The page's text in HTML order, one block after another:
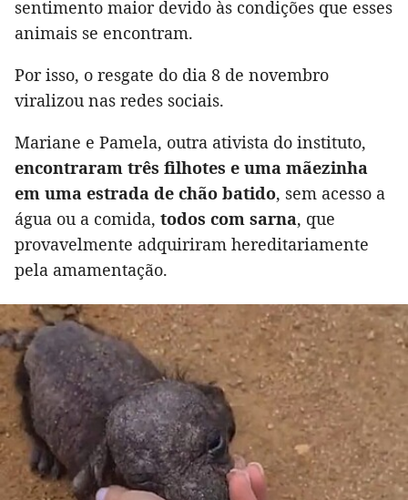
sentimento maior devido às condições que esses
animais se encontram.
Por isso, o resgate do dia 8 de novembro
viralizou nas redes sociais.
Mariane e Pamela, outra ativista do instituto,
encontraram três filhotes e uma mãezinha
em uma estrada de chão batido, sem acesso a
água ou a comida, todos com sarna, que
provavelmente adquiriram hereditariamente
pela amamentação.